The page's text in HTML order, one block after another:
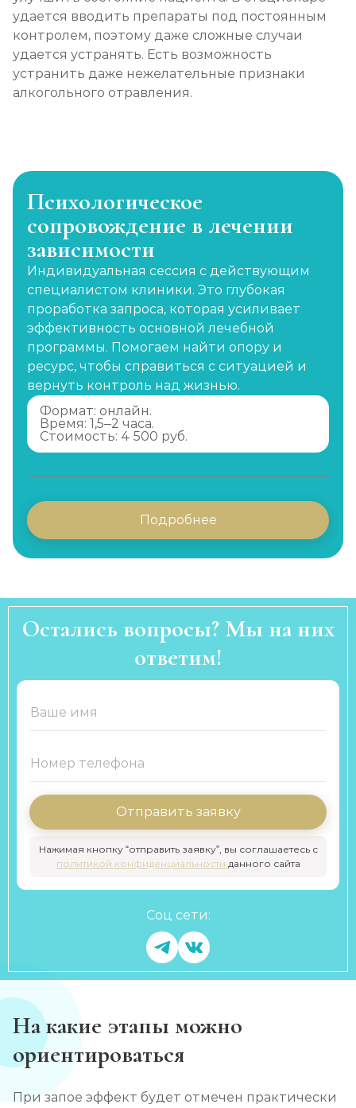
удается вводить препараты под постоянным
контролем, поэтому даже сложные случаи
удается устранять. Есть возможность
устранить даже нежелательные признаки
алкогольного отравления.
Психологическое
сопровождение в лечении
зависимости
Индивидуальная сессия с действующим
специалистом клиники. Это глубокая
проработка запроса, которая усиливает
эффективность основной лечебной
программы. Помогаем найти опору и
ресурс, чтобы справиться с ситуацией и
вернуть контроль над жизнью.
Формат: онлайн.
Время: 1,5–2 часа.
Стоимость: 4 500 руб.
Подробнее
Остались вопросы? Мы на них
ответим!
Отправить заявку
Нажимая кнопку “отправить заявку”, вы соглашаетесь с
политикой конфиденциальности данного сайта
Соц сети:
На какие этапы можно
ориентироваться
При запое эффект будет отмечен практически